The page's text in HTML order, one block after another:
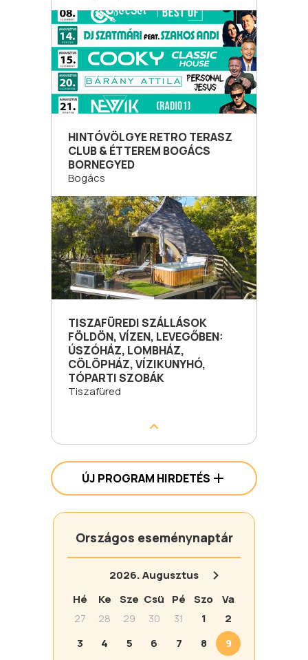
HINTÓVÖLGYE RETRO TERASZ
CLUB & ÉTTEREM BOGÁCS
BORNEGYED
Bogács
TISZAFÜREDI SZÁLLÁSOK
FÖLDÖN, VÍZEN, LEVEGŐBEN:
ÚSZÓHÁZ, LOMBHÁZ,
CÖLÖPHÁZ, VÍZIKUNYHÓ,
TÓPARTI SZOBÁK
Tiszafüred
ÚJ PROGRAM HIRDETÉS
Országos eseménynaptár
2026.Augusztus
Hé
Ke Sze Csü Pé Szo
Va
27
28 29 30 31 1
2
3
4 5 6 7 8
9